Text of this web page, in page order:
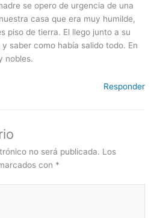
se opero de urgencia de una
casa que era muy humilde,
piso de tierra. El llego junto a su
saber como había salido todo. En
nobles.
Responder
no será publicada. Los
con *